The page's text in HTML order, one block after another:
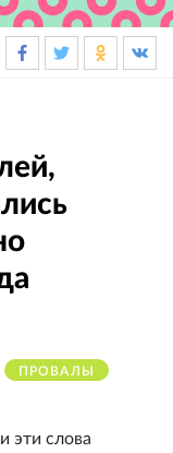
ПРОВАЛЫ
эти слова